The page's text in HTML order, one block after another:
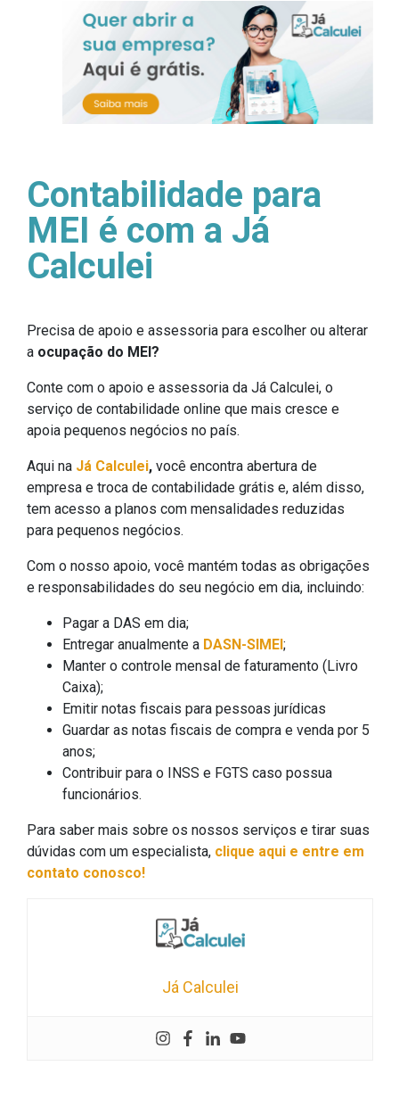
Contabilidade para
MEI é com a Já
Calculei
Precisa de apoio e assessoria para escolher ou alterar
a ocupação do MEI?
Conte com o apoio e assessoria da Já Calculei, o
serviço de contabilidade online que mais cresce e
apoia pequenos negócios no país.
Aqui na Já Calculei, você encontra abertura de
empresa e troca de contabilidade grátis e, além disso,
tem acesso a planos com mensalidades reduzidas
para pequenos negócios.
Com o nosso apoio, você mantém todas as obrigações
e responsabilidades do seu negócio em dia, incluindo:
Pagar a DAS em dia;
Entregar anualmente a DASN-SIMEI;
Manter o controle mensal de faturamento (Livro
Caixa);
Emitir notas fiscais para pessoas jurídicas
Guardar as notas fiscais de compra e venda por 5
anos;
Contribuir para o INSS e FGTS caso possua
funcionários.
Para saber mais sobre os nossos serviços e tirar suas
dúvidas com um especialista, clique aqui e entre em
contato conosco!
Já Calculei